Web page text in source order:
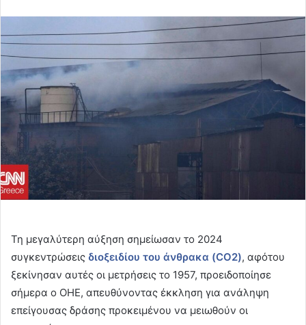
Τη μεγαλύτερη αύξηση σημείωσαν το 2024
συγκεντρώσεις διοξειδίου του άνθρακα (CO2), αφότου
ξεκίνησαν αυτές οι μετρήσεις το 1957, προειδοποίησε
σήμερα ο ΟΗΕ, απευθύνοντας έκκληση για ανάληψη
επείγουσας δράσης προκειμένου να μειωθούν οι